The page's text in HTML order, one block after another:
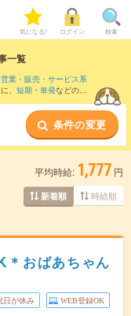
気になる! ログイン 検索
一覧
営業・販売・サービス系
、 短期 ・ 単発などの期
ています。
条件の変更
平均時給: 1,777 円
新着順 時給順
＊おばあちゃん
日が休み WEB登録OK